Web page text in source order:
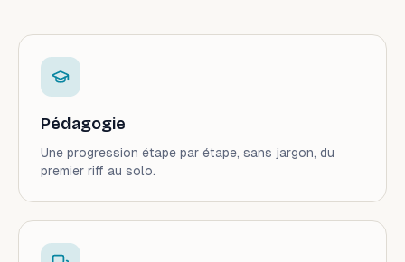
Pédagogie
Une progression étape par étape, sans jargon, du
premier riff au solo.